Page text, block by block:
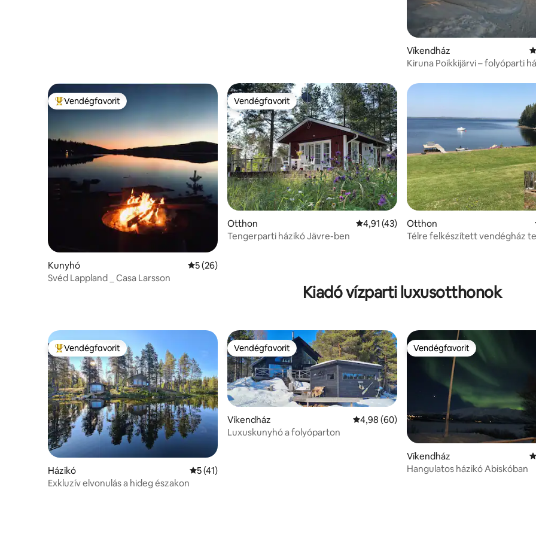
Víkendház
Kiruna Poikkijärvi – folyóparti
Kiemelt vendégfavorit
Vendégfavorit
Kunyhó Átlagos értékelés: 5/5, 26 vélemény
5 (26)
Svéd Lappland _ Casa Larsson
Vendégfavorit
Vendégfavorit
Otthon Átlagos értékelés: 5/4,91, 43 vélemény
4,91 (43)
Tengerparti házikó Jävre-ben
Otthon
Télre felkészített vendégház
Kiadó vízparti luxusotthonok
Kiemelt vendégfavorit
Vendégfavorit
Házikó Átlagos értékelés: 5/5, 41 vélemény
5 (41)
Exkluzív elvonulás a hideg északon
Vendégfavorit
Vendégfavorit
Víkendház Átlagos értékelés: 5/4,98, 60 vélemény
4,98 (60)
Luxuskunyhó a folyóparton
Vendégfavorit
Vendégfavorit
Víkendház
Hangulatos házikó Abiskóban